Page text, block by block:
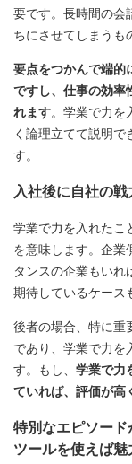
要です。長時間の会
ちにさせてしまうも
要点をつかんで端的
ですし、仕事の効率
れます。学業で力を
く論理立てて説明
す。
入社後に自社の
学業で力を入れたこ
を意味します。企業
タンスの企業もいれ
期待しているケース
後者の場合、特に重
であり、学業で力を
す。もし、 学業で力
ていれば、評価が高
特別なエピソード
ツールを使えば